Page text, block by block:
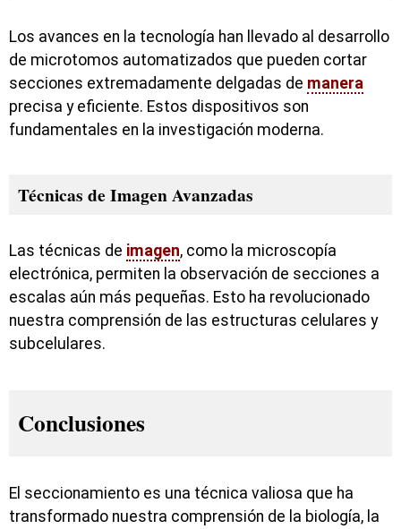
Los avances en la tecnología han llevado al desarrollo
de microtomos automatizados que pueden cortar
secciones extremadamente delgadas de manera
precisa y eficiente. Estos dispositivos son
fundamentales en la investigación moderna.
Técnicas de Imagen Avanzadas
Las técnicas de imagen, como la microscopía
electrónica, permiten la observación de secciones a
escalas aún más pequeñas. Esto ha revolucionado
nuestra comprensión de las estructuras celulares y
subcelulares.
Conclusiones
El seccionamiento es una técnica valiosa que ha
transformado nuestra comprensión de la biología, la